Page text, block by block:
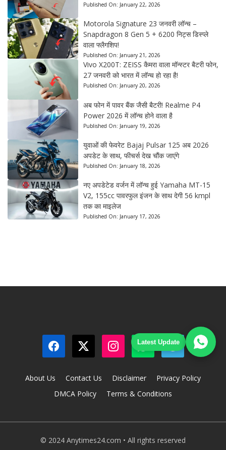
Latest Update
Published On: January 22, 2026
Motorola Signature 23 जनवरी लॉन्च –
Snapdragon 8 Gen 5 + 6200 निट्स डिस्प्ले
वाला फ्लैगशिप!
Published On: January 21, 2026
Vivo X200T: ZEISS कैमरा वाला मॉन्स्टर बैटरी फोन,
27 जनवरी को भारत में लॉन्च हो रहा है!
Published On: January 20, 2026
अब फोन में पावर बैंक जैसी बैटरी! Realme P4
Power 2026 में लॉन्च होने वाला है
Published On: January 19, 2026
युवाओं की फेवरेट Bajaj Pulsar 125 अब 2026
अपडेट के साथ, फीचर्स देख चौंक जाएंगे
Published On: January 18, 2026
नए अपडेटेड वर्जन में लॉन्च हुई Yamaha MT-15
V2, 155cc पावरफुल इंजन के साथ देगी 56 kmpl
तक का माइलेज
Published On: January 17, 2026
About Us Contact Us Disclaimer
Privacy Policy
DMCA Policy
Terms & Conditions
© 2024 Anytimes24.com • All rights reserved